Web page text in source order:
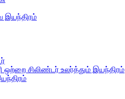
இயந்திரம்
ஒற்றை சிலிண்டர் உலர்த்தும் இயந்திரம்